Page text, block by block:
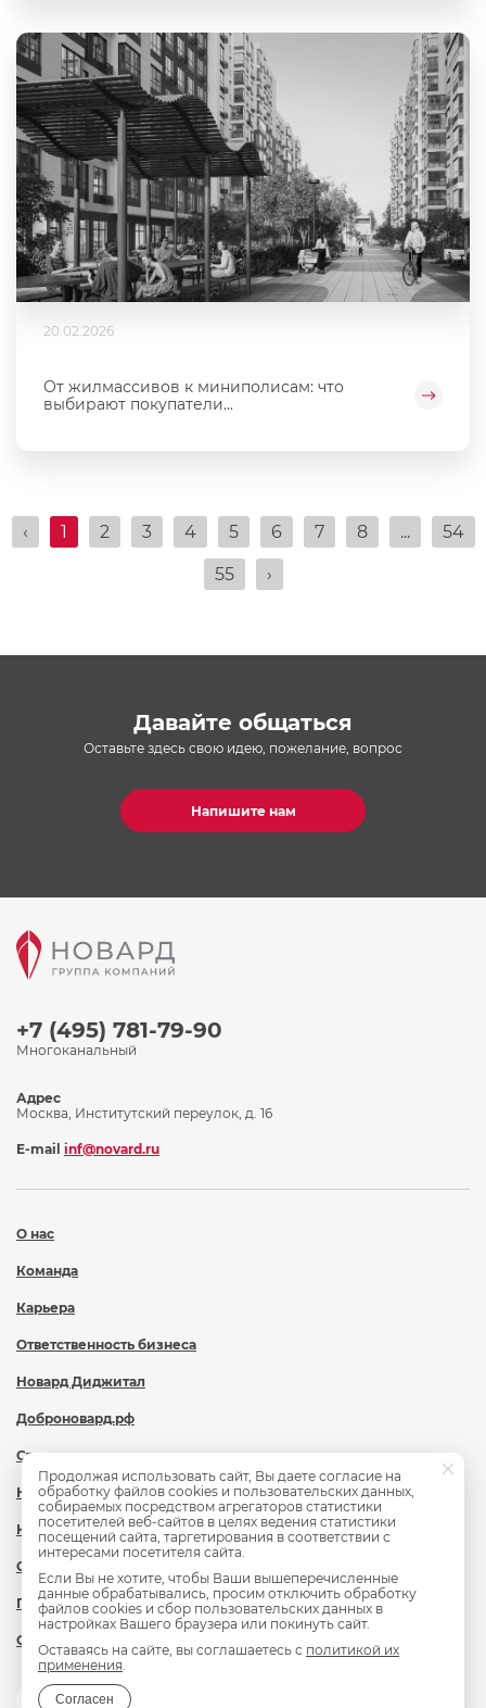
20.02.2026
От жилмассивов к миниполисам: что
выбирают покупатели...
‹ 1 2 3 4 5 6 7 8 ... 54
55 ›
Давайте общаться
Оставьте здесь свою идею, пожелание, вопрос
Напишите нам
+7 (495) 781-79-90
Многоканальный
О нас
Команда
Карьера
Ответственность бизнеса
Новард Диджитал
Доброновард.рф
Статьи
Новости
Контакты
Охрана труда
Политика обработки персональных данных
Сведения об образовательной организации
Адрес
Москва, Институтский переулок, д. 16
E-mail inf@novard.ru
Продолжая использовать сайт, Вы даете согласие на
обработку файлов cookies и пользовательских данных,
собираемых посредством агрегаторов статистики
посетителей веб-сайтов в целях ведения статистики
посещений сайта, таргетирования в соответствии с
интересами посетителя сайта.
Если Вы не хотите, чтобы Ваши вышеперечисленные
данные обрабатывались, просим отключить обработку
файлов cookies и сбор пользовательских данных в
настройках Вашего браузера или покинуть сайт.
Оставаясь на сайте, вы соглашаетесь с политикой их
применения.
Согласен